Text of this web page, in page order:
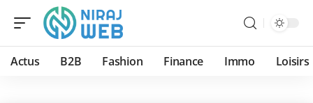
Actus B2B Fashion Finance Immo Loisirs